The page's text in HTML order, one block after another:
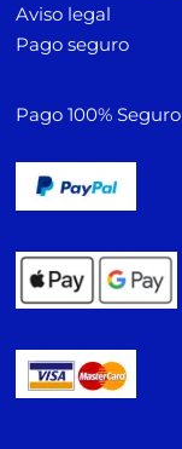
Aviso legal
Pago seguro
Pago 100% Seguro